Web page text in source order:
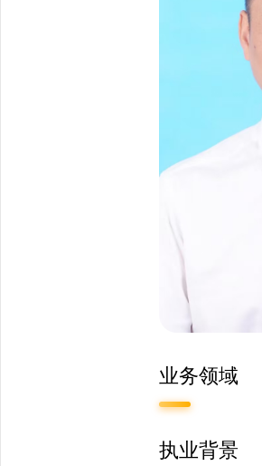
业务领域
执业背景